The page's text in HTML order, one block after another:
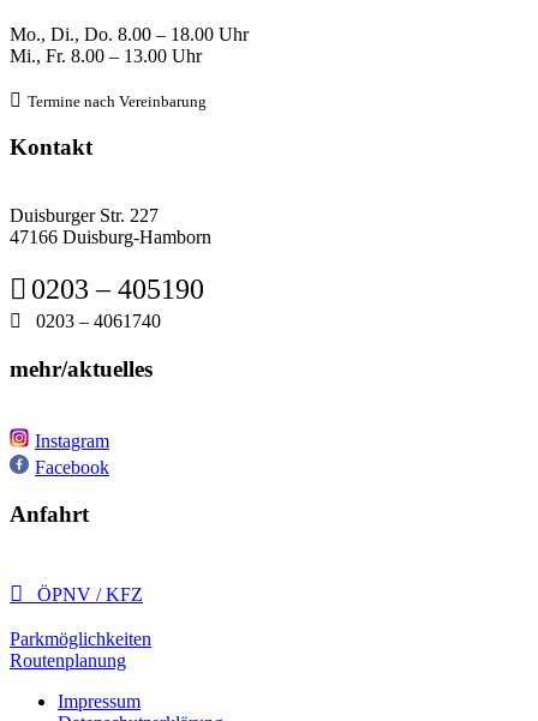
Mo., Di., Do. 8.00 – 18.00 Uhr
Mi., Fr. 8.00 – 13.00 Uhr
 Termine nach Vereinbarung
Kontakt
Duisburger Str. 227
47166 Duisburg-Hamborn
 0203 – 405190
 0203 – 4061740
mehr/aktuelles
Instagram
Facebook
Anfahrt
 ÖPNV / KFZ
Parkmöglichkeiten
Routenplanung
Impressum